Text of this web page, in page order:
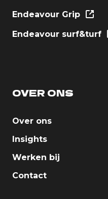
Endeavour Grip
Endeavour surf&turf
OVER ONS
Over ons
Insights
Werken bij
Contact